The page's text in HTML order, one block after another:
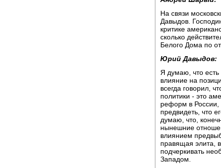
На связи
Давыдов.
критике
сколько
Белого Дома по
Юрий Давыдов:
Я думаю, что
влияние на
всегда говорил,
политики - это
реформ в России,
предвидеть, что
думаю, что,
нынешние
влиянием
правящая элита,
подчеркивать
Западом.